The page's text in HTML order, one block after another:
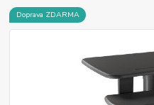
Doprava ZDARMA